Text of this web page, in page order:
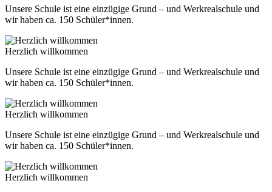
Unsere Schule ist eine einzügige Grund – und Werkrealschule und
wir haben ca. 150 Schüler*innen.
Herzlich willkommen
Unsere Schule ist eine einzügige Grund – und Werkrealschule und
wir haben ca. 150 Schüler*innen.
Herzlich willkommen
Unsere Schule ist eine einzügige Grund – und Werkrealschule und
wir haben ca. 150 Schüler*innen.
Herzlich willkommen